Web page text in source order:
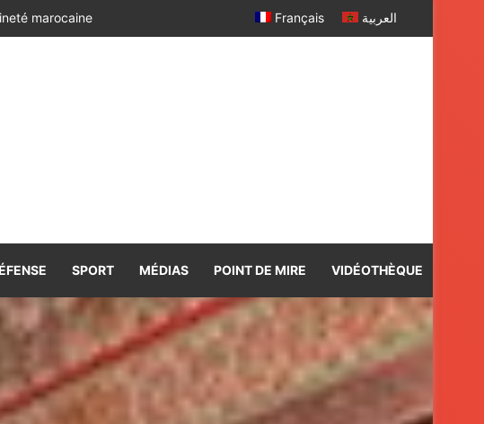
adressé à SM le Roi Français العربية
SPORT MÉDIAS POINT DE MIRE VIDÉOTHÈQUE